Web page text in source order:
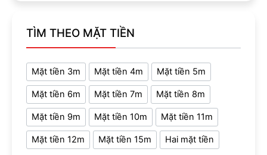
TÌM THEO MẶT TIỀN
Mặt tiền 3m Mặt tiền 4m Mặt tiền 5m
Mặt tiền 6m Mặt tiền 7m Mặt tiền 8m
Mặt tiền 9m Mặt tiền 10m Mặt tiền 11m
Mặt tiền 12m Mặt tiền 15m Hai mặt tiền